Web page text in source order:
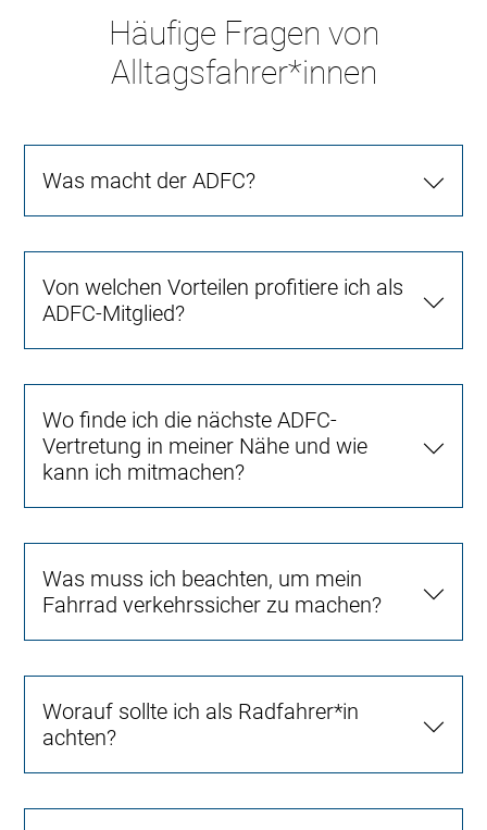
Häufige Fragen von
Alltagsfahrer*innen
Was macht der ADFC?
Von welchen Vorteilen profitiere ich als
ADFC-Mitglied?
Wo finde ich die nächste ADFC-
Vertretung in meiner Nähe und wie
kann ich mitmachen?
Was muss ich beachten, um mein
Fahrrad verkehrssicher zu machen?
Worauf sollte ich als Radfahrer*in
achten?